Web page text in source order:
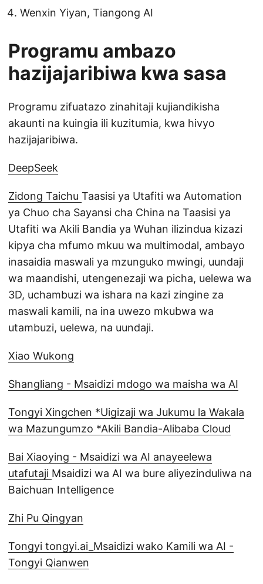
Wenxin Yiyan, Tiangong AI
Programu ambazo
hazijajaribiwa kwa sasa
Programu zifuatazo zinahitaji kujiandikisha
akaunti na kuingia ili kuzitumia, kwa hivyo
hazijajaribiwa.
DeepSeek
Zidong Taichu Taasisi ya Utafiti wa Automation
ya Chuo cha Sayansi cha China na Taasisi ya
Utafiti wa Akili Bandia ya Wuhan ilizindua kizazi
kipya cha mfumo mkuu wa multimodal, ambayo
inasaidia maswali ya mzunguko mwingi, uundaji
wa maandishi, utengenezaji wa picha, uelewa wa
3D, uchambuzi wa ishara na kazi zingine za
maswali kamili, na ina uwezo mkubwa wa
utambuzi, uelewa, na uundaji.
Xiao Wukong
Shangliang - Msaidizi mdogo wa maisha wa AI
Tongyi Xingchen *Uigizaji wa Jukumu la Wakala
wa Mazungumzo *Akili Bandia-Alibaba Cloud
Bai Xiaoying - Msaidizi wa AI anayeelewa
utafutaji Msaidizi wa AI wa bure aliyezinduliwa na
Baichuan Intelligence
Zhi Pu Qingyan
Tongyi tongyi.ai_Msaidizi wako Kamili wa AI -
Tongyi Qianwen